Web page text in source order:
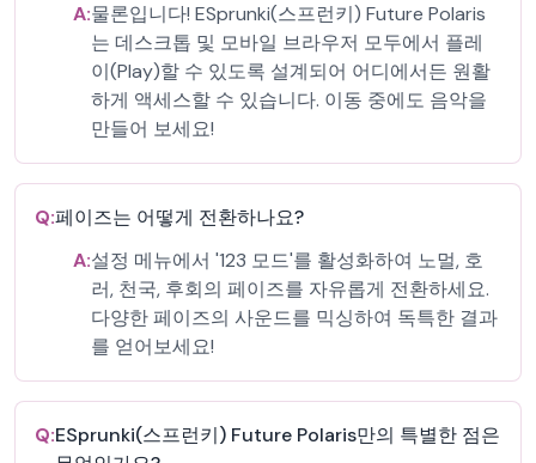
A:물론입니다! ESprunki(스프런키) Future Polaris
는 데스크톱 및 모바일 브라우저 모두에서 플레
이(Play)할 수 있도록 설계되어 어디에서든 원활
하게 액세스할 수 있습니다. 이동 중에도 음악을
만들어 보세요!
Q:페이즈는 어떻게 전환하나요?
A:설정 메뉴에서 '123 모드'를 활성화하여 노멀, 호
러, 천국, 후회의 페이즈를 자유롭게 전환하세요.
다양한 페이즈의 사운드를 믹싱하여 독특한 결과
를 얻어보세요!
Q:ESprunki(스프런키) Future Polaris만의 특별한 점은